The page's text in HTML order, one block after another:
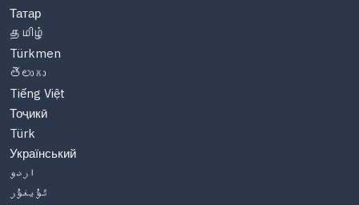
Татар
தமிழ்
Türkmen
తెలుగు
Tiếng Việt
Тоҷикӣ
Türk
Український
اردو
ئۇيغۇر